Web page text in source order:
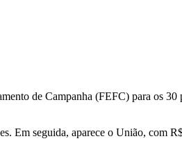
de Campanha (FEFC) para os 30
Em seguida, aparece o União, com